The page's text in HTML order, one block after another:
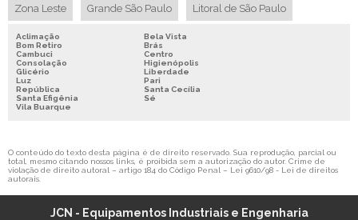
Zona Leste Grande São Paulo Litoral de São Paulo
Aclimação
Bela Vista
Bom Retiro
Brás
Cambuci
Centro
Consolação
Higienópolis
Glicério
Liberdade
Luz
Pari
República
Santa Cecília
Santa Efigênia
Sé
Vila Buarque
O conteúdo do texto desta página é de direito reservado. Sua reprodução, parcial ou
total, mesmo citando nossos links, é proibida sem a autorização do autor. Crime de
violação de direito autoral – artigo 184 do Código Penal – Lei 9610/98 - Lei de direitos
autorais
JCN - Equipamentos Industriais e Engenharia